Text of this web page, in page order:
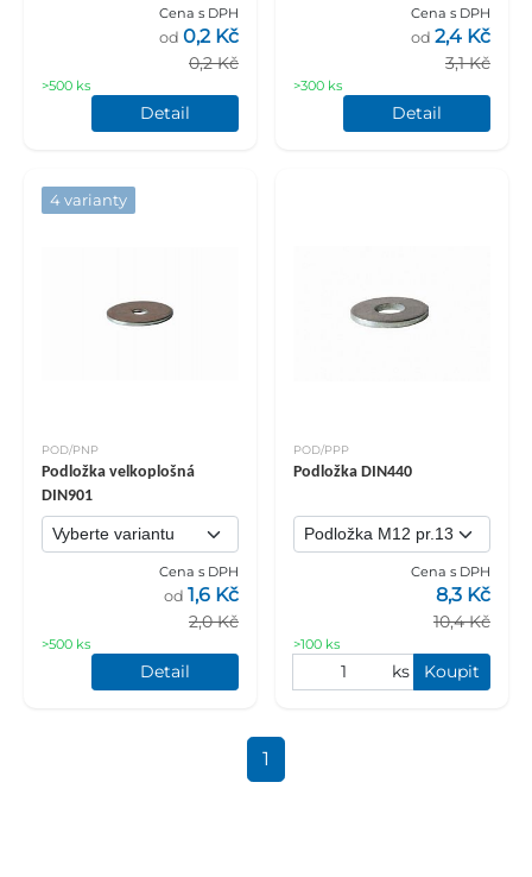
Cena s DPH
0,2 Kč
od 0,2 Kč
>500 ks
Detail
Cena s DPH
3,1 Kč
od 2,4 Kč
>300 ks
Detail
4 varianty
POD/PNP
Podložka velkoplošná
DIN901
Cena s DPH
2,0 Kč
od 1,6 Kč
>500 ks
Detail
POD/PPP
Podložka DIN440
Cena s DPH
10,4 Kč
8,3 Kč
>100 ks
ks Koupit
1